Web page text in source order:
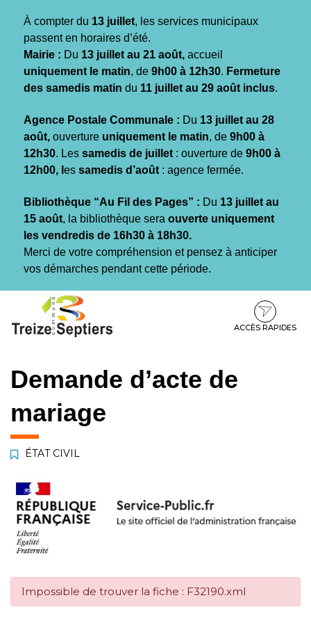
À compter du 13 juillet, les services municipaux
passent en horaires d’été.
Mairie : Du 13 juillet au 21 août, accueil
uniquement le matin, de 9h00 à 12h30. Fermeture
des samedis matin du 11 juillet au 29 août inclus.
Agence Postale Communale : Du 13 juillet au 28
août, ouverture uniquement le matin, de 9h00 à
12h30. Les samedis de juillet : ouverture de 9h00 à
12h00, l es samedis d’août : agence fermée.
Bibliothèque “Au Fil des Pages” : Du 13 juillet au
15 août, la bibliothèque sera ouverte uniquement
les vendredis de 16h30 à 18h30.
Merci de votre compréhension et pensez à anticiper
vos démarches pendant cette période.
contenu
pied
ACCÈS RAPIDES
Demande d’acte de
mariage
ÉTAT CIVIL
Impossible de trouver la fiche : F32190.xml